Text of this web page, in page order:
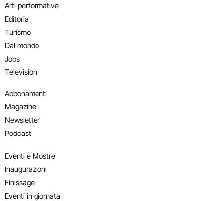
Arti performative
Editoria
Turismo
Dal mondo
Jobs
Television
Abbonamenti
Magazine
Newsletter
Podcast
Eventi e Mostre
Inaugurazioni
Finissage
Eventi in giornata